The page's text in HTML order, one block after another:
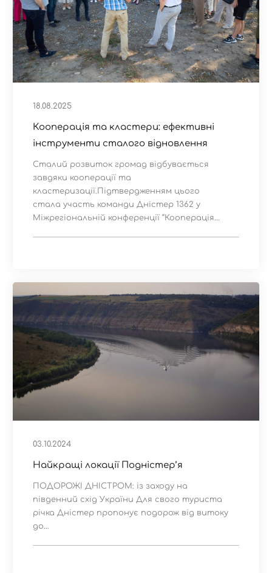
18.08.2025
Кооперація та кластери: ефективні
інструменти сталого відновлення
Сталий розвиток громад відбувається
завдяки кооперації та
кластеризації.Підтвердженням цього
стала участь команди Дністер 1362 у
Міжрегіональній конференції “Кооперація...
03.10.2024
Найкращі локації Подністер’я
ПОДОРОЖІ ДНІСТРОМ: із заходу на
південний схід України Для свого туриста
річка Дністер пропонує подорож від витоку
до...